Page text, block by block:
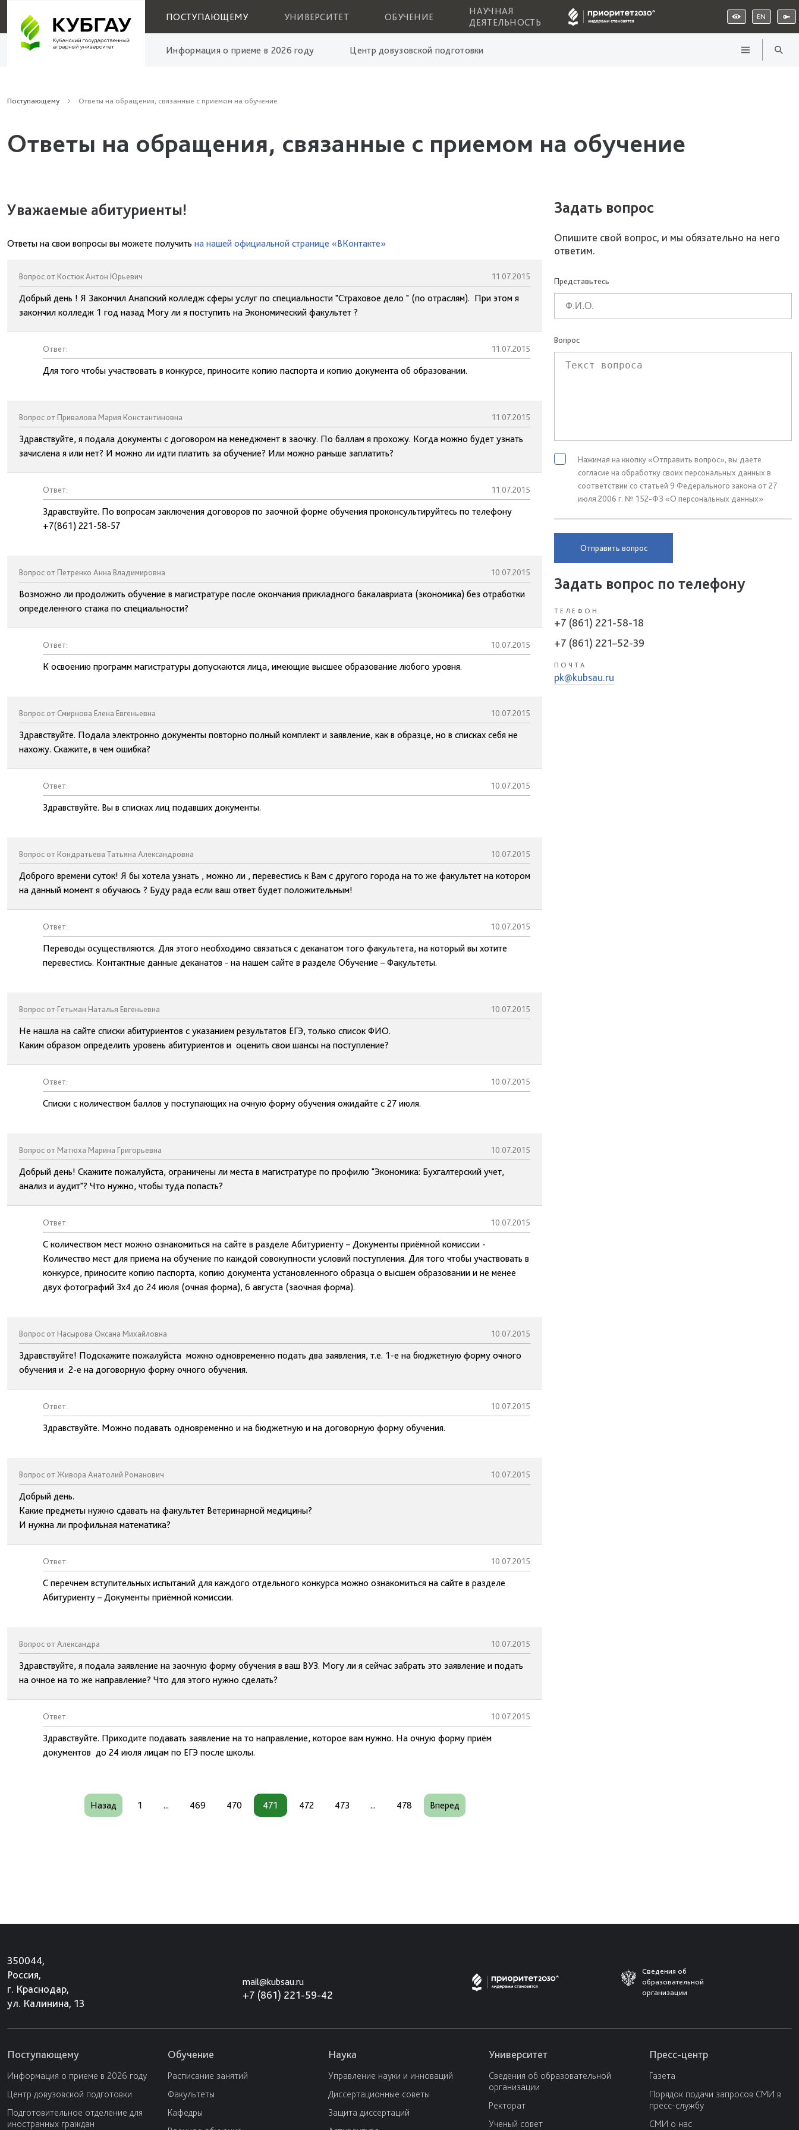
ПОСТУПАЮЩЕМУ УНИВЕРСИТЕТ ОБУЧЕНИЕ
НАУЧНАЯ
ДЕЯТЕЛЬНОСТЬ
EN
Информация о приеме в 2026 году Центр довузовской подготовки
Поступающему Ответы на обращения, связанные с приемом на обучение
Ответы на обращения, связанные с приемом на обучение
Уважаемые абитуриенты!
Ответы на свои вопросы вы можете получить на нашей официальной странице «ВКонтакте»
Вопрос от Костюк Антон Юрьевич 11.07.2015
Добрый день ! Я Закончил Анапский колледж сферы услуг по специальности "Страховое дело " (по отраслям). При этом я
закончил колледж 1 год назад Могу ли я поступить на Экономический факультет ?
Ответ: 11.07.2015
Для того чтобы участвовать в конкурсе, приносите копию паспорта и копию документа об образовании.
Вопрос от Привалова Мария Константиновна 11.07.2015
Здравствуйте, я подала документы с договором на менеджмент в заочку. По баллам я прохожу. Когда можно будет узнать
зачислена я или нет? И можно ли идти платить за обучение? Или можно раньше заплатить?
Ответ: 11.07.2015
Здравствуйте. По вопросам заключения договоров по заочной форме обучения проконсультируйтесь по телефону
+7(861) 221-58-57
Вопрос от Петренко Анна Владимировна 10.07.2015
Возможно ли продолжить обучение в магистратуре после окончания прикладного бакалавриата (экономика) без отработки
определенного стажа по специальности?
Ответ: 10.07.2015
К освоению программ магистратуры допускаются лица, имеющие высшее образование любого уровня.
Вопрос от Смирнова Елена Евгеньевна 10.07.2015
Здравствуйте. Подала электронно документы повторно полный комплект и заявление, как в образце, но в списках себя не
нахожу. Скажите, в чем ошибка?
Ответ: 10.07.2015
Здравствуйте. Вы в списках лиц подавших документы.
Вопрос от Кондратьева Татьяна Александровна 10.07.2015
Доброго времени суток! Я бы хотела узнать , можно ли , перевестись к Вам с другого города на то же факультет на котором
на данный момент я обучаюсь ? Буду рада если ваш ответ будет положительным!
Ответ: 10.07.2015
Переводы осуществляются. Для этого необходимо связаться с деканатом того факультета, на который вы хотите
перевестись. Контактные данные деканатов - на нашем сайте в разделе Обучение – Факультеты.
Вопрос от Гетьман Наталья Евгеньевна 10.07.2015
Не нашла на сайте списки абитуриентов с указанием результатов ЕГЭ, только список ФИО.
Каким образом определить уровень абитуриентов и оценить свои шансы на поступление?
Ответ: 10.07.2015
Списки с количеством баллов у поступающих на очную форму обучения ожидайте с 27 июля.
Вопрос от Матюха Марина Григорьевна 10.07.2015
Добрый день! Скажите пожалуйста, ограничены ли места в магистратуре по профилю "Экономика: Бухгалтерский учет,
анализ и аудит"? Что нужно, чтобы туда попасть?
Ответ: 10.07.2015
С количеством мест можно ознакомиться на сайте в разделе Абитуриенту – Документы приёмной комиссии -
Количество мест для приема на обучение по каждой совокупности условий поступления. Для того чтобы участвовать в
конкурсе, приносите копию паспорта, копию документа установленного образца о высшем образовании и не менее
двух фотографий 3х4 до 24 июля (очная форма), 6 августа (заочная форма).
Вопрос от Насырова Оксана Михайловна 10.07.2015
Здравствуйте! Подскажите пожалуйста можно одновременно подать два заявления, т.е. 1-е на бюджетную форму очного
обучения и 2-е на договорную форму очного обучения.
Ответ: 10.07.2015
Здравствуйте. Можно подавать одновременно и на бюджетную и на договорную форму обучения.
Вопрос от Живора Анатолий Романович 10.07.2015
Добрый день.
Какие предметы нужно сдавать на факультет Ветеринарной медицины?
И нужна ли профильная математика?
Ответ: 10.07.2015
С перечнем вступительных испытаний для каждого отдельного конкурса можно ознакомиться на сайте в разделе
Абитуриенту – Документы приёмной комиссии.
Вопрос от Александра 10.07.2015
Здравствуйте, я подала заявление на заочную форму обучения в ваш ВУЗ. Могу ли я сейчас забрать это заявление и подать
на очное на то же направление? Что для этого нужно сделать?
Ответ: 10.07.2015
Здравствуйте. Приходите подавать заявление на то направление, которое вам нужно. На очную форму приём
документов до 24 июля лицам по ЕГЭ после школы.
Назад 1 ... 469 470 471 472 473 ... 478 Вперед
Задать вопрос
Опишите свой вопрос, и мы обязательно на него
ответим.
Представьтесь
Вопрос
Нажимая на кнопку «Отправить вопрос», вы даете
согласие на обработку своих персональных данных в
соответствии со статьей 9 Федерального закона от 27
июля 2006 г. № 152-ФЗ «О персональных данных»
Отправить вопрос
Задать вопрос по телефону
ТЕЛЕФОН
+7 (861) 221-58-18
+7 (861) 221–52-39
ПОЧТА
pk@kubsau.ru
350044,
Россия,
г. Краснодар,
ул. Калинина, 13
mail@kubsau.ru
+7 (861) 221-59-42
Сведения об
образовательной
организации
Поступающему
Информация о приеме в 2026 году
Центр довузовской подготовки
Подготовительное отделение для
иностранных граждан
Обучение
Расписание занятий
Факультеты
Кафедры
Наука
Управление науки и инноваций
Диссертационные советы
Защита диссертаций
Университет
Сведения об образовательной
организации
Ректорат
Ученый совет
Пресс-центр
Газета
Порядок подачи запросов СМИ в
пресс-службу
СМИ о нас